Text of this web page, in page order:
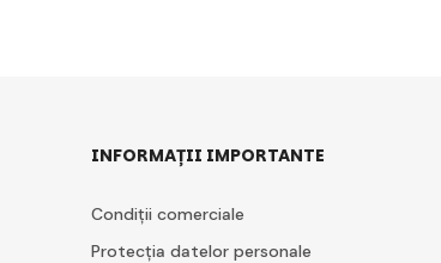
INFORMAȚII IMPORTANTE
Condiții comerciale
Protecția datelor personale